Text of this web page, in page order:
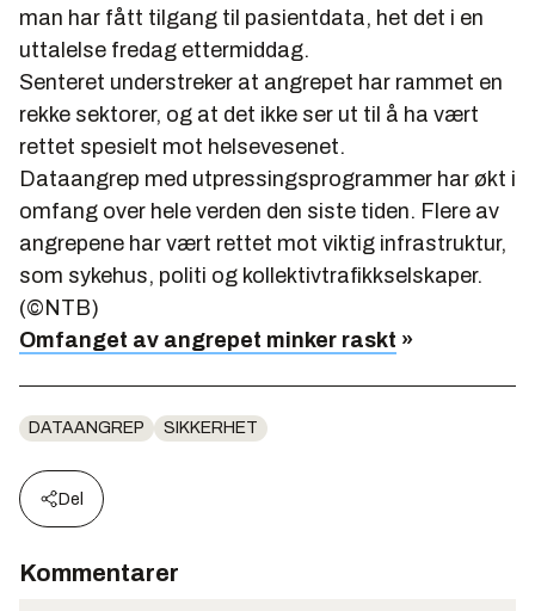
man har fått tilgang til pasientdata, het det i en
uttalelse fredag ettermiddag.
Senteret understreker at angrepet har rammet en
rekke sektorer, og at det ikke ser ut til å ha vært
rettet spesielt mot helsevesenet.
Dataangrep med utpressingsprogrammer har økt i
omfang over hele verden den siste tiden. Flere av
angrepene har vært rettet mot viktig infrastruktur,
som sykehus, politi og kollektivtrafikkselskaper.
(©NTB)
Omfanget av angrepet minker raskt »
DATAANGREP SIKKERHET
Del
Kommentarer